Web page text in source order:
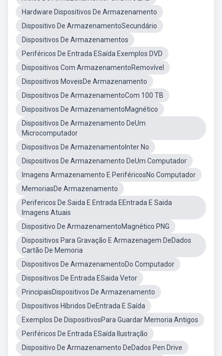
Hardware Dispositivos De Armazenamento
Dispositivo De ArmazenamentoSecundário
Dispositivos De Armazenamentos
Periféricos De Entrada ESaída Exemplos DVD
Dispositivos Com ArmazenamentoRemovível
Dispositivos MoveisDe Armazenamento
Dispositivos De ArmazenamentoCom 100 TB
Dispositivos De ArmazenamentoMagnético
Dispositivos De Armazenamento DeUm
Microcomputador
Dispositivos De ArmazenamentoInter No
Dispositivos De Armazenamento DeUm Computador
Imagens Armazenamento E PeriféricosNo Computador
MemoriasDe Armazenamento
Perifericos De Saida E Entrada EEntrada E Saida
Imagens Atuais
Dispositivo De ArmazenamentoMagnético PNG
Dispositivos Para Gravação E Armazenagem DeDados
Cartão De Memoria
Dispositivos De ArmazenamentoDo Computador
Dispositivos De Entrada ESaida Vetor
PrincipaisDispositivos De Armazenamento
Dispositivos Híbridos DeEntrada E Saída
Exemplos De DispositivosPara Guardar Memoria Antigos
Periféricos De Entrada ESaída Ilustração
Dispositivo De Armazenamento DeDados Pen Drive